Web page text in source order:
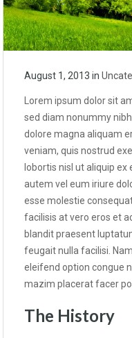
August 1, 2013 in
Lorem ipsum dolor sit
sed diam nonummy
dolore magna aliquam
veniam, quis nostrud
lobortis nisl ut aliquip
autem vel eum iriure
esse molestie
facilisis at vero eros et
blandit praesent
feugait nulla facilisi.
eleifend option congue
mazim placerat facer
The History